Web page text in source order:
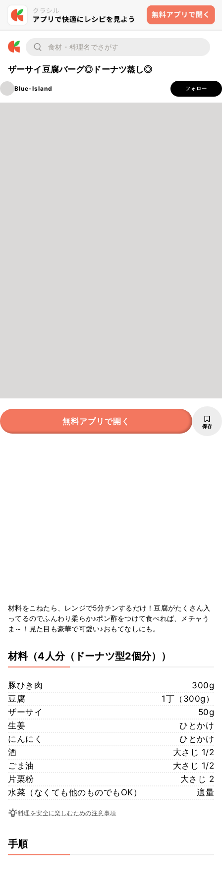
ザーサイ豆腐バーグ◎ドーナツ蒸し◎
Blue-Island フォロー
無料アプリで開く 保存
材料をこねたら、レンジで5分チンするだけ！豆腐がたくさん入
ってるのでふんわり柔らか♪ポン酢をつけて食べれば、メチャう
ま～！見た目も豪華で可愛い♪おもてなしにも。
材料（4人分（ドーナツ型2個分））
豚ひき肉
300g
豆腐
1丁（300g）
ザーサイ
50g
生姜
ひとかけ
にんにく
ひとかけ
酒
大さじ 1/2
ごま油
大さじ 1/2
片栗粉
大さじ 2
水菜（なくても他のものでもOK）
適量
料理を安全に楽しむための注意事項
手順